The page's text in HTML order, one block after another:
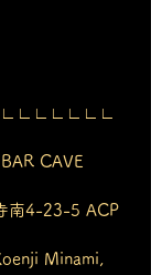
CAVE
南4-23-5 ACP
Minami,